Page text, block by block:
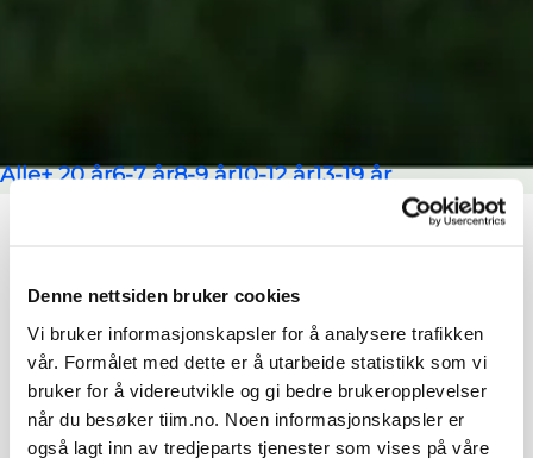
Denne nettsiden bruker cookies
Vi bruker informasjonskapsler for å analysere trafikken
vår. Formålet med dette er å utarbeide statistikk som vi
bruker for å videreutvikle og gi bedre brukeropplevelser
når du besøker tiim.no. Noen informasjonskapsler er
også lagt inn av tredjeparts tjenester som vises på våre
Filtrer på alder
Alle+ 20 år6-7 år8-9 år10-12 år13-19 år
Filtrer på visning
Alle økter og øvelser
Fra bearbeiding
(A1) til inn i
Fra bearbeiding
(A1) til inn i